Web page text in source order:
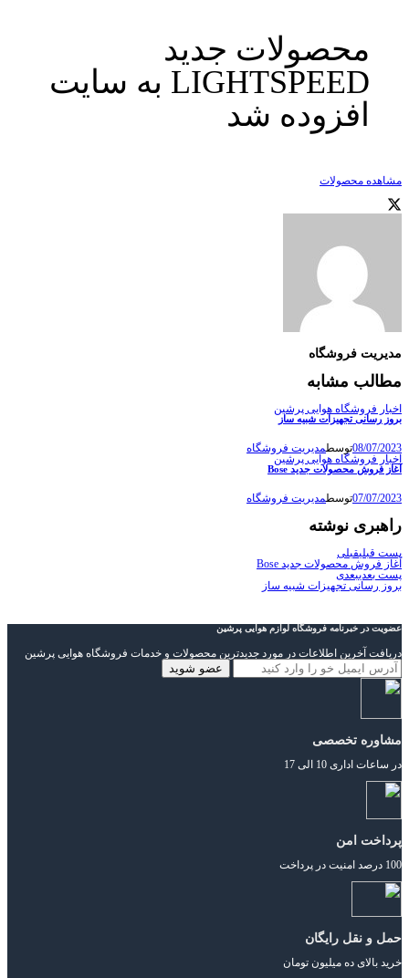
محصولات جدید
LIGHTSPEED به سایت
افزوده شد
مشاهده محصولات
مدیریت فروشگاه
مطالب مشابه
اخبار فروشگاه هوایی پرشین
بروز رسانی تجهیزات شبیه ساز
08/07/2023توسطمدیریت فروشگاه
اخبار فروشگاه هوایی پرشین
آغاز فروش محصولات جدید Bose
07/07/2023توسطمدیریت فروشگاه
راهبری نوشته
پست قبلیقبلی
آغاز فروش محصولات جدید Bose
پست بعدیبعدی
بروز رسانی تجهیزات شبیه ساز
عضویت در خبرنامه فروشگاه لوازم هوایی پرشین
دریافت آخرین اطلاعات در مورد جدیدترین محصولات و خدمات فروشگاه هوایی پرشین
مشاوره تخصصی
در ساعات اداری 10 الی 17
پرداخت امن
100 درصد امنیت در پرداخت
حمل و نقل رایگان
خرید بالای ده میلیون تومان